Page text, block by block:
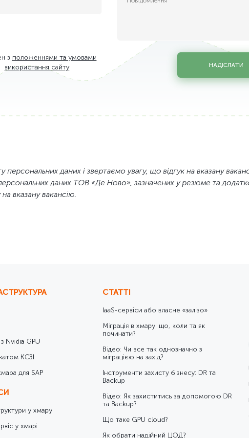
технологій
з положеннями та умовами
використання сайту
НАДІСЛАТИ
персональних даних і звертаємо увагу, що відгук на вказану
даних ТОВ «Де Ново», зазначених у резюме та
вказану вакансію.
Nvidia GPU
КСЗІ
для SAP
у хмару
у хмарі
СТАТТІ
IaaS-сервіси або власне «залізо»
Міграція в хмару: що, коли та як
починати?
Відео: Чи все так однозначно з
міграцією на захід?
Інструменти захисту бізнесу: DR та
Backup
Відео: Як захиститись за допомогою DR
та Backup?
Що таке GPU cloud?
Як обрати надійний ЦОД?